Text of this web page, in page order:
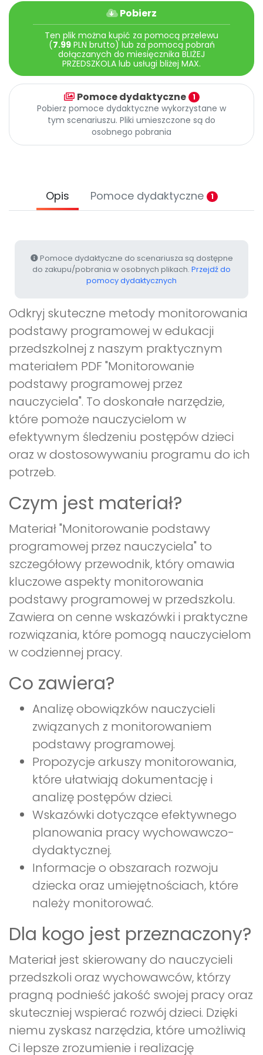
Pomoc
Pobierz
Ten plik można kupić za pomocą przelewu
(7.99PLN brutto) lub za pomocą pobrań
dołączanych do miesięcznika BLIŻEJ
PRZEDSZKOLA lub usługi bliżej MAX.
Pomoce dydaktyczne 1
Pobierz pomoce dydaktyczne wykorzystane w
tym scenariuszu. Pliki umieszczone są do
osobnego pobrania
Opis Pomoce dydaktyczne 1
Pomoce dydaktyczne do scenariusza są dostępne
do zakupu/pobrania w osobnych plikach. Przejdź do
pomocy dydaktycznych
Odkryj skuteczne metody monitorowania
podstawy programowej w edukacji
przedszkolnej z naszym praktycznym
materiałem PDF "Monitorowanie
podstawy programowej przez
nauczyciela". To doskonałe narzędzie,
które pomoże nauczycielom w
efektywnym śledzeniu postępów dzieci
oraz w dostosowywaniu programu do ich
potrzeb.
Czym jest materiał?
Materiał "Monitorowanie podstawy
programowej przez nauczyciela" to
szczegółowy przewodnik, który omawia
kluczowe aspekty monitorowania
podstawy programowej w przedszkolu.
Zawiera on cenne wskazówki i praktyczne
rozwiązania, które pomogą nauczycielom
w codziennej pracy.
Co zawiera?
Analizę obowiązków nauczycieli
związanych z monitorowaniem
podstawy programowej.
Propozycje arkuszy monitorowania,
które ułatwiają dokumentację i
analizę postępów dzieci.
Wskazówki dotyczące efektywnego
planowania pracy wychowawczo-
dydaktycznej.
Informacje o obszarach rozwoju
dziecka oraz umiejętnościach, które
należy monitorować.
Dla kogo jest przeznaczony?
Materiał jest skierowany do nauczycieli
przedszkoli oraz wychowawców, którzy
pragną podnieść jakość swojej pracy oraz
skuteczniej wspierać rozwój dzieci. Dzięki
niemu zyskasz narzędzia, które umożliwią
Ci lepsze zrozumienie i realizację